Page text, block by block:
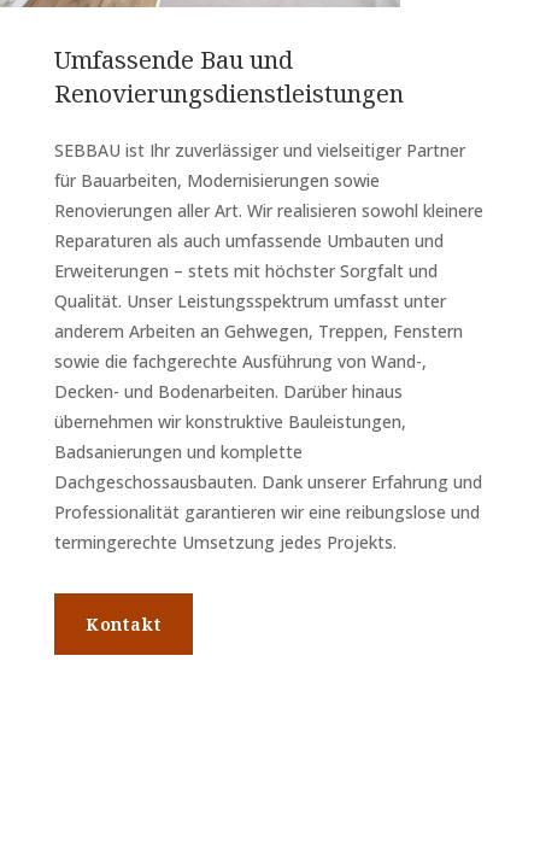
Umfassende Bau und
Renovierungsdienstleistungen
SEBBAU ist Ihr zuverlässiger und vielseitiger Partner
für Bauarbeiten, Modernisierungen sowie
Renovierungen aller Art. Wir realisieren sowohl kleinere
Reparaturen als auch umfassende Umbauten und
Erweiterungen – stets mit höchster Sorgfalt und
Qualität. Unser Leistungsspektrum umfasst unter
anderem Arbeiten an Gehwegen, Treppen, Fenstern
sowie die fachgerechte Ausführung von Wand-,
Decken- und Bodenarbeiten. Darüber hinaus
übernehmen wir konstruktive Bauleistungen,
Badsanierungen und komplette
Dachgeschossausbauten. Dank unserer Erfahrung und
Professionalität garantieren wir eine reibungslose und
termingerechte Umsetzung jedes Projekts.
Kontakt